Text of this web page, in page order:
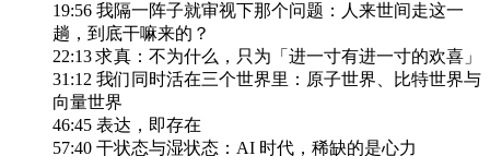
19:56 我隔一阵子就审视下那个问题：人来世间走这一
趟，到底干嘛来的？
22:13 求真：不为什么，只为「进一寸有进一寸的欢喜」
31:12 我们同时活在三个世界里：原子世界、比特世界与
向量世界
46:45 表达，即存在
57:40 干状态与湿状态：AI 时代，稀缺的是心力